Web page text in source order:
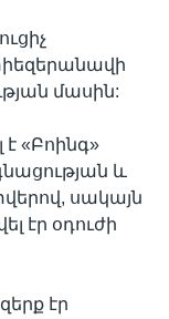
մասին:
«Բոինգ»
և
սակայն
էր օդուժի
էր